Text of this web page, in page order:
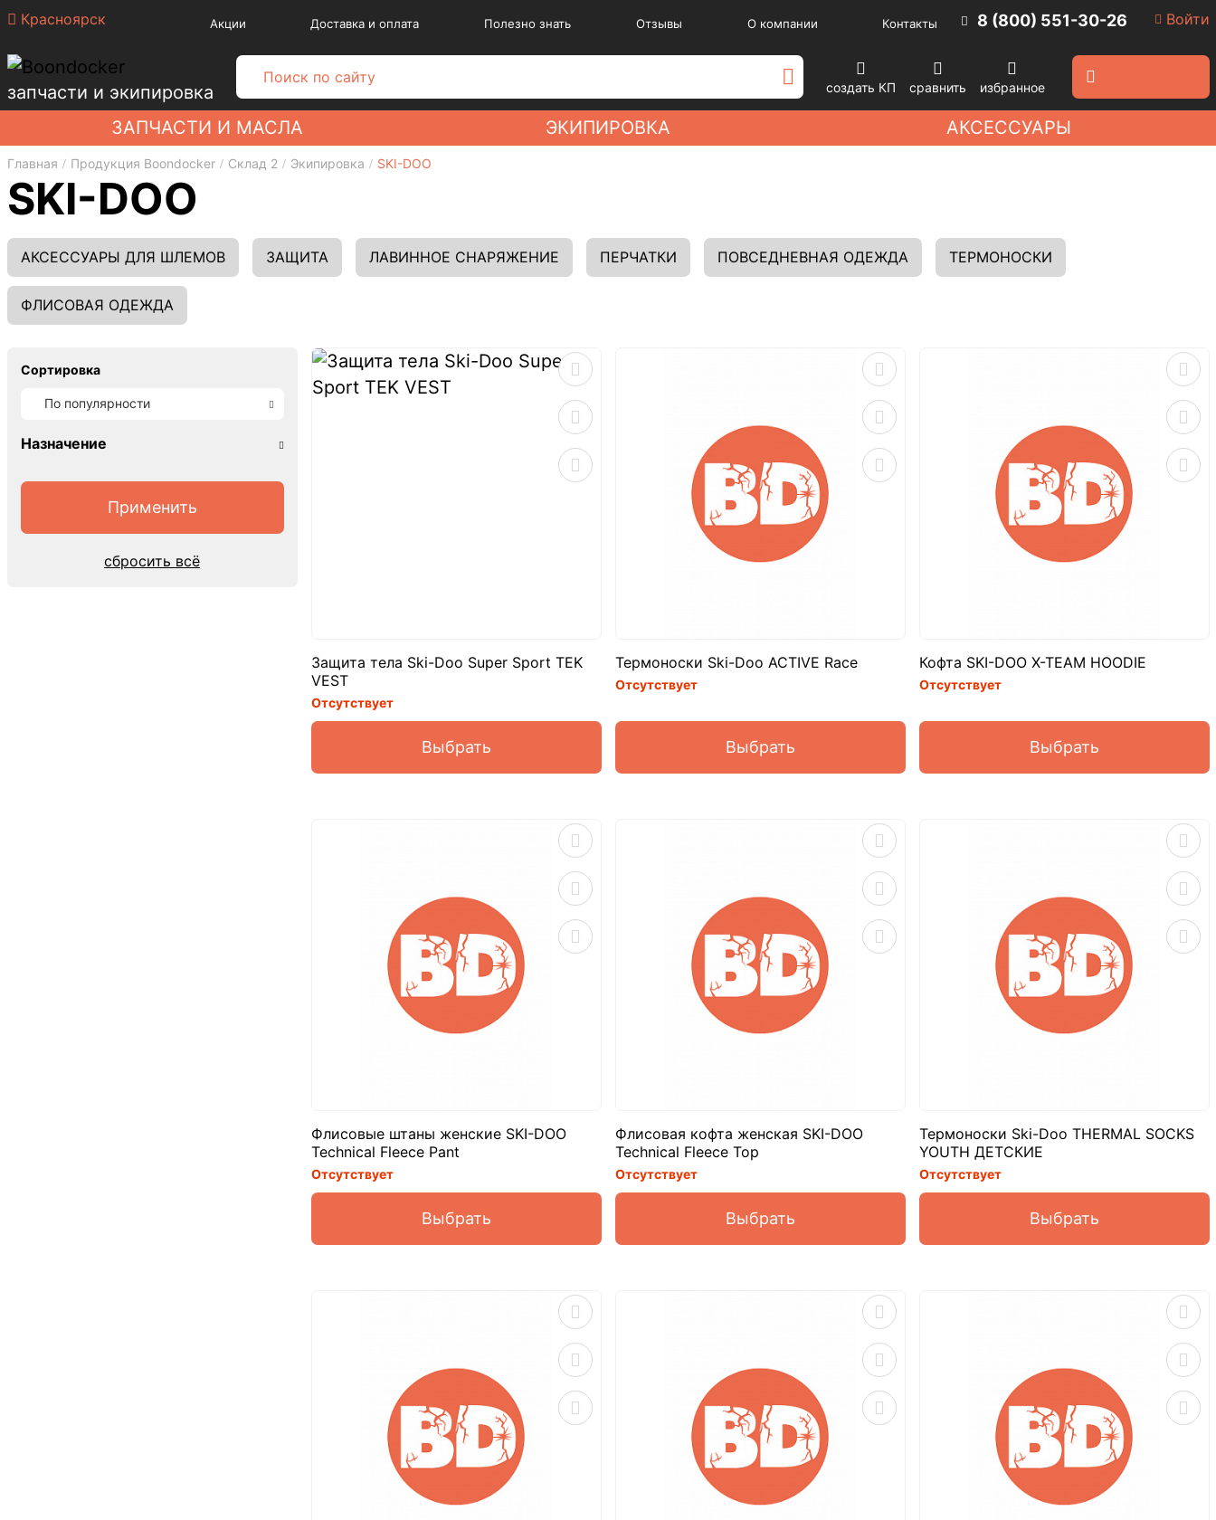
Красноярск Акции Доставка и оплата Полезно знать Отзывы О компании Контакты 8 (800) 551-30-26 Войти
запчасти и экипировка создать КП сравнить избранное
ЗАПЧАСТИ И МАСЛА ЭКИПИРОВКА АКСЕССУАРЫ
Главная Продукция Boondocker Склад 2 Экипировка SKI-DOO
SKI-DOO
АКСЕССУАРЫ ДЛЯ ШЛЕМОВ ЗАЩИТА ЛАВИННОЕ СНАРЯЖЕНИЕ ПЕРЧАТКИ ПОВСЕДНЕВНАЯ ОДЕЖДА ТЕРМОНОСКИ
ФЛИСОВАЯ ОДЕЖДА
Сортировка
По популярности
Назначение
сбросить всё
Защита тела Ski-Doo Super Sport TEK
VEST
Отсутствует
Выбрать
Термоноски Ski-Doo ACTIVE Race
Отсутствует
Выбрать
Кофта SKI-DOO X-TEAM HOODIE
Отсутствует
Выбрать
Флисовые штаны женские SKI-DOO
Technical Fleece Pant
Отсутствует
Выбрать
Флисовая кофта женская SKI-DOO
Technical Fleece Top
Отсутствует
Выбрать
Термоноски Ski-Doo THERMAL SOCKS
YOUTH ДЕТСКИЕ
Отсутствует
Выбрать